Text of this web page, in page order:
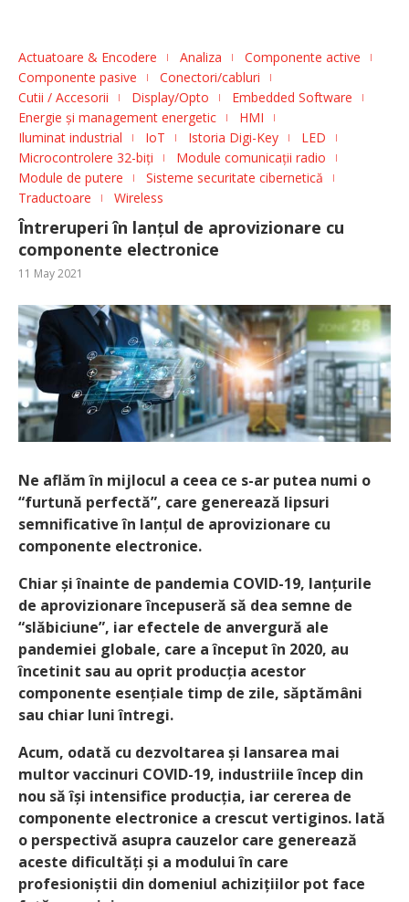
Actuatoare & Encodere Analiza
Componente active
Componente pasive
Conectori/cabluri
Cutii / Accesorii
Display/Opto
Embedded Software
Energie și management energetic
HMI
Iluminat industrial
IoT Istoria Digi-Key
LED
Microcontrolere 32-biți
Module comunicații radio
Module de putere
Sisteme securitate cibernetică
Traductoare
Wireless
Întreruperi în lanțul de aprovizionare cu
componente electronice
11 May 2021
Ne aflăm în mijlocul a ceea ce s-ar putea numi o
“furtună perfectă”, care generează lipsuri
semnificative în lanțul de aprovizionare cu
componente electronice.
Chiar și înainte de pandemia COVID-19, lanțurile
de aprovizionare începuseră să dea semne de
“slăbiciune”, iar efectele de anvergură ale
pandemiei globale, care a început în 2020, au
încetinit sau au oprit producția acestor
componente esențiale timp de zile, săptămâni
sau chiar luni întregi.
Acum, odată cu dezvoltarea și lansarea mai
multor vaccinuri COVID-19, industriile încep din
nou să își intensifice producția, iar cererea de
componente electronice a crescut vertiginos. Iată
o perspectivă asupra cauzelor care generează
aceste dificultăți și a modului în care
profesioniștii din domeniul achizițiilor pot face